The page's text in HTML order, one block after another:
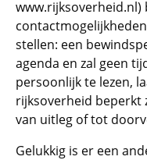
stellen: een
agenda en zal geen
persoonlijk te lezen,
rijksoverheid beperkt
van uitleg of tot
Gelukkig is er een